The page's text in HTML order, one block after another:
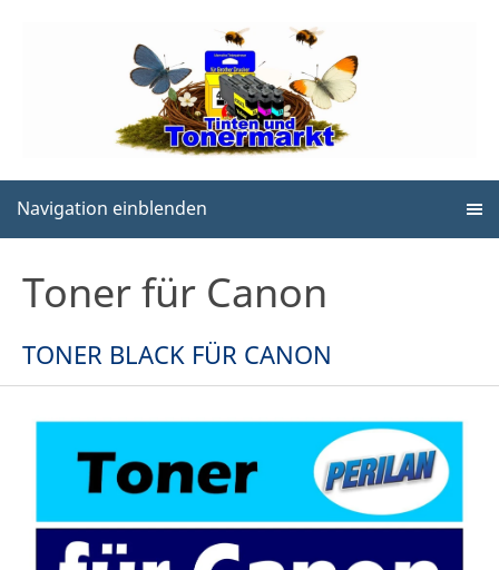
Navigation einblenden
Toner für Canon
TONER BLACK FÜR CANON